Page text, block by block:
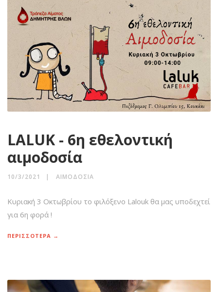
LALUK - 6η εθελοντική
αιμοδοσία
10/3/2021 ΑΙΜΟΔΟΣΊΑ
Κυριακή 3 Οκτωβρίου το φιλόξενο Lalouk θα μας υποδεχτεί
για 6η φορά !
ΠΕΡΙΣΣΟΤΕΡΑ →